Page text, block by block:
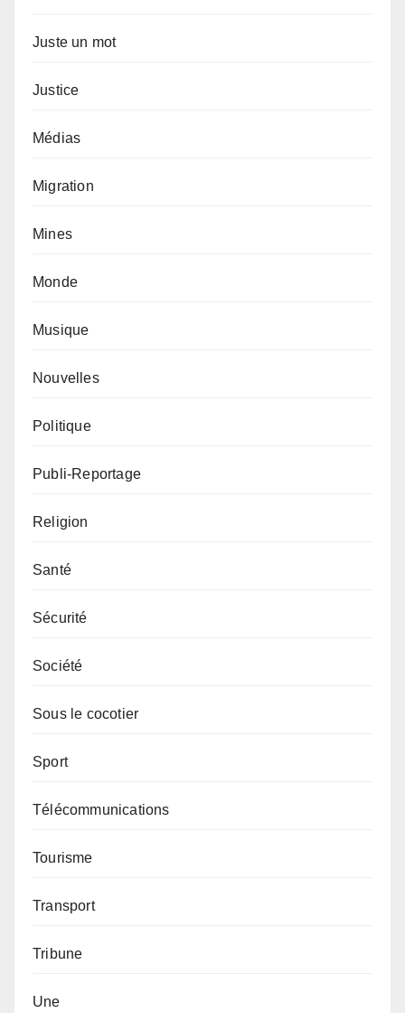
Juste un mot
Justice
Médias
Migration
Mines
Monde
Musique
Nouvelles
Politique
Publi-Reportage
Religion
Santé
Sécurité
Société
Sous le cocotier
Sport
Télécommunications
Tourisme
Transport
Tribune
Une